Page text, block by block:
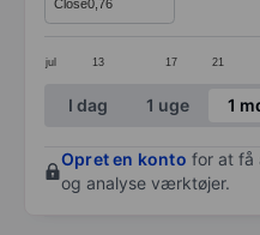
jul 13 17 21
Close0,76
End of interactive
I dag 1 uge 1
Opret en konto for at få
og analyse værktøjer.